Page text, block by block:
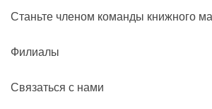
Станьте членом команды книжного
Филиалы
Связаться с нами